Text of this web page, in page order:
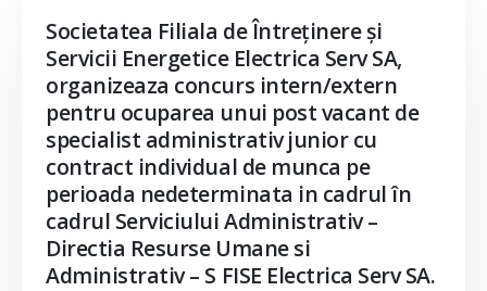
Societatea Filiala de Întreţinere şi
Servicii Energetice Electrica Serv SA,
organizeaza concurs intern/extern
pentru ocuparea unui post vacant de
specialist administrativ junior cu
contract individual de munca pe
perioada nedeterminata in cadrul în
cadrul Serviciului Administrativ –
Directia Resurse Umane si
Administrativ – S FISE Electrica Serv SA.